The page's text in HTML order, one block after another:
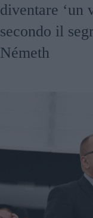
diventare ‘un
secondo il
Németh